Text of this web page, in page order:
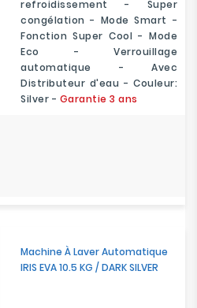
refroidissement - Super
congélation - Mode Smart -
Fonction Super Cool - Mode
Eco - Verrouillage
automatique - Avec
Distributeur d'eau - Couleur:
Silver - Garantie 3 ans
Machine À Laver Automatique
IRIS EVA 10.5 KG / DARK SILVER